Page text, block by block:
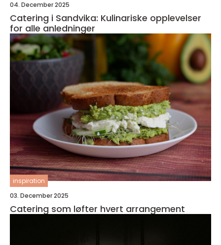
04. December 2025
Catering i Sandvika: Kulinariske opplevelser
for alle anledninger
inspiration
03. December 2025
Catering som løfter hvert arrangement